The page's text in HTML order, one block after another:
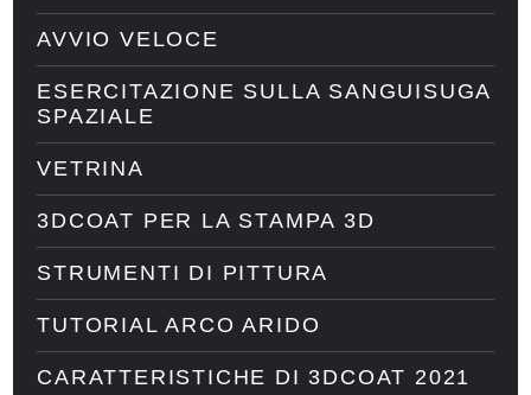
AVVIO VELOCE
ESERCITAZIONE SULLA SANGUISUGA
SPAZIALE
VETRINA
3DCOAT PER LA STAMPA 3D
STRUMENTI DI PITTURA
TUTORIAL ARCO ARIDO
CARATTERISTICHE DI 3DCOAT 2021